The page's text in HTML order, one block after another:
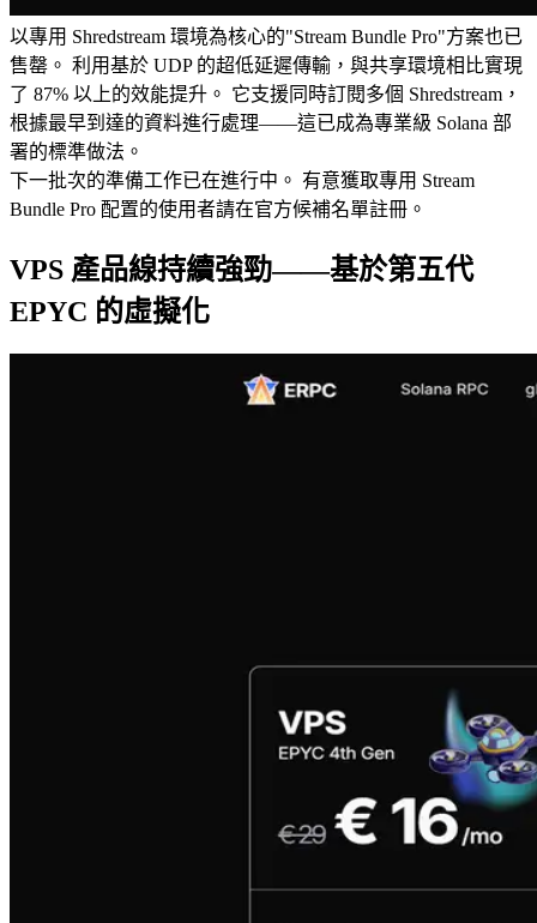
以專用 Shredstream 環境為核心的"Stream Bundle Pro"方案也已
售罄。 利用基於 UDP 的超低延遲傳輸，與共享環境相比實現
了 87% 以上的效能提升。 它支援同時訂閱多個 Shredstream，
根據最早到達的資料進行處理——這已成為專業級 Solana 部
署的標準做法。
下一批次的準備工作已在進行中。 有意獲取專用 Stream
Bundle Pro 配置的使用者請在官方候補名單註冊。
VPS 產品線持續強勁——基於第五代
EPYC 的虛擬化